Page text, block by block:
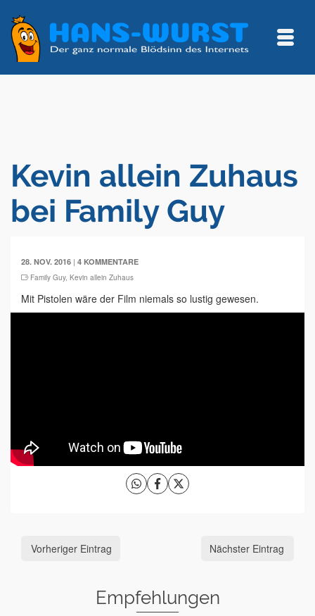
Kevin allein Zuhaus
bei Family Guy
28. NOV. 2016 | 4 KOMMENTARE
Family Guy, Kevin allein Zuhaus
Mit Pistolen wäre der Film niemals so lustig gewesen.
Vorheriger Eintrag Nächster Eintrag
Empfehlungen